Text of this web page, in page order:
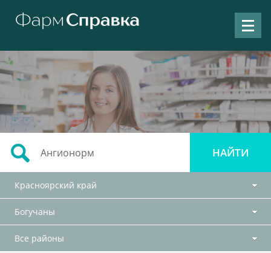
Красноярский край
Богучаны
Все районы